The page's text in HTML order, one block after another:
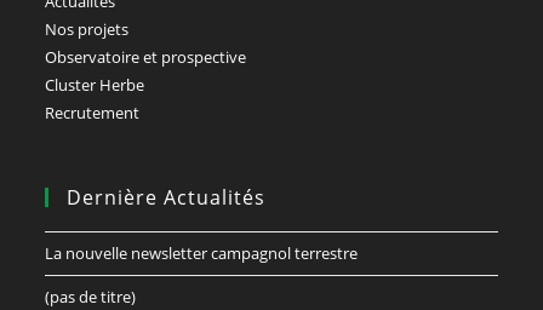
Nos projets
Observatoire et prospective
Cluster Herbe
Recrutement
Dernière Actualités
La nouvelle newsletter campagnol terrestre
(pas de titre)